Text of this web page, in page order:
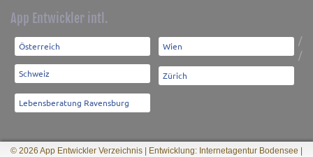
App Entwickler intl.
Österreich /
Wien
Schweiz
/
Zürich
Lebensberatung Ravensburg
© 2026 App Entwickler Verzeichnis | Entwicklung: Internetagentur Bodensee